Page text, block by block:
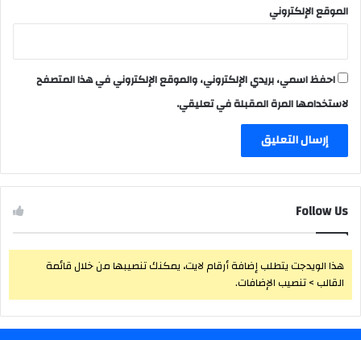
الموقع الإلكتروني
احفظ اسمي، بريدي الإلكتروني، والموقع الإلكتروني في هذا المتصفح
لاستخدامها المرة المقبلة في تعليقي.
Follow Us
هذا الويدجت يتطلب إضافة أرقام لايت، يمكنك تنصيبها من خلال قائمة
القالب > تنصيب الإضافات.